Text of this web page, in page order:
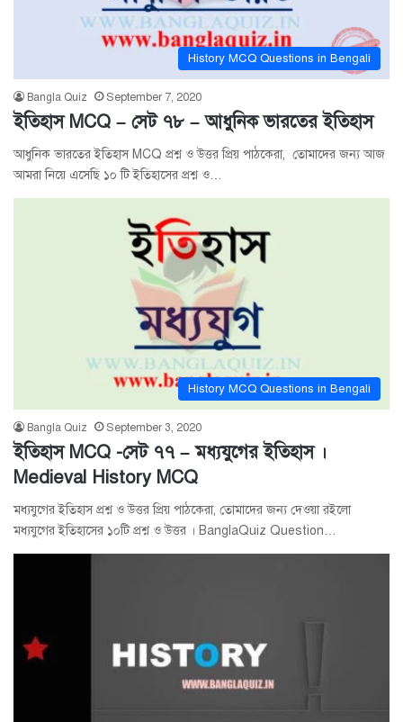
History MCQ Questions in Bengali
Bangla Quiz September 7, 2020
ইতিহাস MCQ – সেট ৭৮ – আধুনিক ভারতের ইতিহাস
আধুনিক ভারতের ইতিহাস MCQ প্রশ্ন ও উত্তর প্রিয় পাঠকেরা, তোমাদের জন্য আজ
আমরা নিয়ে এসেছি ১০ টি ইতিহাসের প্রশ্ন ও…
History MCQ Questions in Bengali
Bangla Quiz September 3, 2020
ইতিহাস MCQ -সেট ৭৭ – মধ্যযুগের ইতিহাস ।
Medieval History MCQ
মধ্যযুগের ইতিহাস প্রশ্ন ও উত্তর প্রিয় পাঠকেরা, তোমাদের জন্য দেওয়া রইলো
মধ্যযুগের ইতিহাসের ১০টি প্রশ্ন ও উত্তর । BanglaQuiz Question…